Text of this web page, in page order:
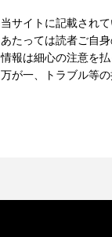
当サイトに記載され
あたっては読者ご自
情報は細心の注意を
万が一、トラブル等